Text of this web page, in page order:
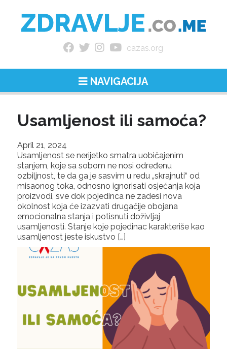
cazas.org
NAVIGACIJA
Usamljenost ili samoća?
April 21, 2024
Usamljenost se nerijetko smatra uobičajenim
stanjem, koje sa sobom ne nosi određenu
ozbiljnost, te da ga je sasvim u redu „skrajnuti“ od
misaonog toka, odnosno ignorisati osjećanja koja
proizvodi, sve dok pojedinca ne zadesi nova
okolnost koja će izazvati drugačije obojana
emocionalna stanja i potisnuti doživljaj
usamljenosti. Stanje koje pojedinac karakteriše kao
usamljenost jeste iskustvo […]